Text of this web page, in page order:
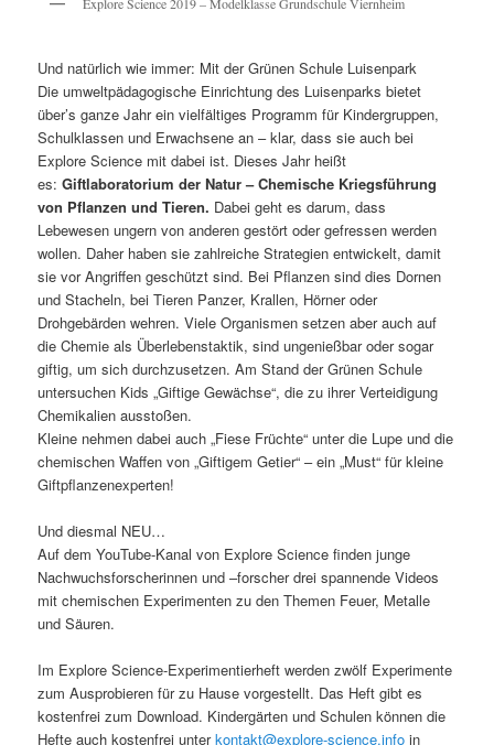
Explore Science 2019 – Modelklasse Grundschule Viernheim
Und natürlich wie immer: Mit der Grünen Schule Luisenpark
Die umweltpädagogische Einrichtung des Luisenparks bietet
über’s ganze Jahr ein vielfältiges Programm für Kindergruppen,
Schulklassen und Erwachsene an – klar, dass sie auch bei
Explore Science mit dabei ist. Dieses Jahr heißt
es:Giftlaboratorium der Natur – Chemische Kriegsführung
von Pflanzen und Tieren. Dabei geht es darum, dass
Lebewesen ungern von anderen gestört oder gefressen werden
wollen. Daher haben sie zahlreiche Strategien entwickelt, damit
sie vor Angriffen geschützt sind. Bei Pflanzen sind dies Dornen
und Stacheln, bei Tieren Panzer, Krallen, Hörner oder
Drohgebärden wehren. Viele Organismen setzen aber auch auf
die Chemie als Überlebenstaktik, sind ungenießbar oder sogar
giftig, um sich durchzusetzen. Am Stand der Grünen Schule
untersuchen Kids „Giftige Gewächse“, die zu ihrer Verteidigung
Chemikalien ausstoßen.
Kleine nehmen dabei auch „Fiese Früchte“ unter die Lupe und die
chemischen Waffen von „Giftigem Getier“ – ein „Must“ für kleine
Giftpflanzenexperten!
Und diesmal NEU…
Auf dem YouTube-Kanal von Explore Science finden junge
Nachwuchsforscherinnen und –forscher drei spannende Videos
mit chemischen Experimenten zu den Themen Feuer, Metalle
und Säuren.
Im Explore Science-Experimentierheft werden zwölf Experimente
zum Ausprobieren für zu Hause vorgestellt. Das Heft gibt es
kostenfrei zum Download. Kindergärten und Schulen können die
Hefte auch kostenfrei unterkontakt@explore-science.info in